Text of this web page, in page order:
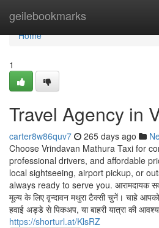
geilebookmarks
Home
Home
1
Travel Agency in
carter8w86quv7 265 days ago
Choose Vrindavan Mathura Taxi for
professional drivers, and affordable
local sightseeing, airport pickup, or
always ready to serve you. आरामदायक
मूल्य के लिए वृन्दावन मथुरा टैक्सी चुनें। चाहे आपको
हवाई अड्डे से पिकअप, या बाहरी यात्रा की
https://shorturl.at/KlsRZ